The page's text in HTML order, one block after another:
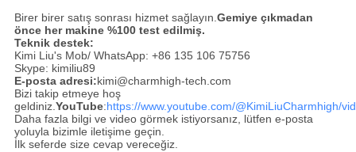
Birer birer satış sonrası hizmet sağlayın. Gemiye çıkmadan
önce her makine %100 test edilmiş.
Teknik destek:
Kimi Liu's Mob/ WhatsApp: +86 135 106 75756
Skype: kimiliu89
E-posta adresi:kimi@charmhigh-tech.com
Bizi takip etmeye hoş
geldiniz. YouTube:https://www.youtube.com/@KimiLiuCharmhigh/
Daha fazla bilgi ve video görmek istiyorsanız, lütfen e-posta
yoluyla bizimle iletişime geçin.
İlk seferde size cevap vereceğiz.